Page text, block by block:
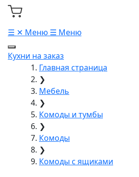
☰ ✕ Меню ☰ Меню
Кухни на заказ
Главная страница
❯
Мебель
❯
Комоды и тумбы
❯
Комоды
❯
Комоды с ящиками